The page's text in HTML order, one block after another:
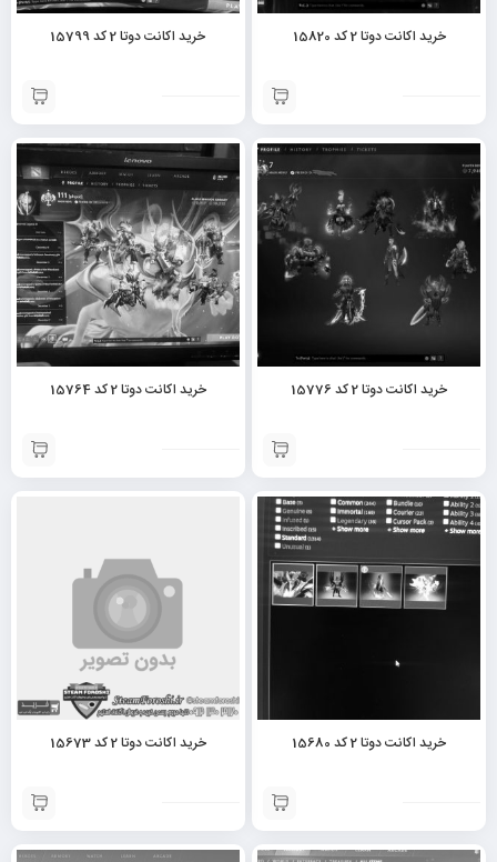
خرید اکانت دوتا 2 کد 15820 خرید اکانت دوتا 2 کد 15799
خرید اکانت دوتا 2 کد 15776 خرید اکانت دوتا 2 کد 15764
خرید اکانت دوتا 2 کد 15680 خرید اکانت دوتا 2 کد 15673